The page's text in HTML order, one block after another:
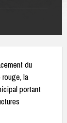
du
la
portant